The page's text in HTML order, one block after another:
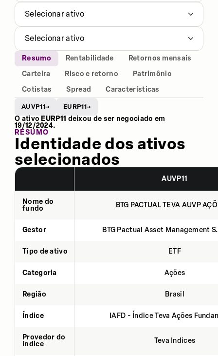
Selecionar ativo
Selecionar ativo
Resumo Rentabilidade
Retornos mensais
Carteira
Risco e retorno
Patrimônio
Cotistas
Spread Características
AUVP11→ EURP11→
O ativo EURP11 deixou de ser negociado em
19/12/2024.
RESUMO
Identidade dos ativos
selecionados
AUVP11
Nome do
fundo
BTG PACTUAL TEVA AUVP
Gestor BTG Pactual Asset Management
Tipo de ativo ETF
Categoria Ações
Região Brasil
Índice IAFD - Índice Teva Ações
Provedor do
índice
Teva Indices